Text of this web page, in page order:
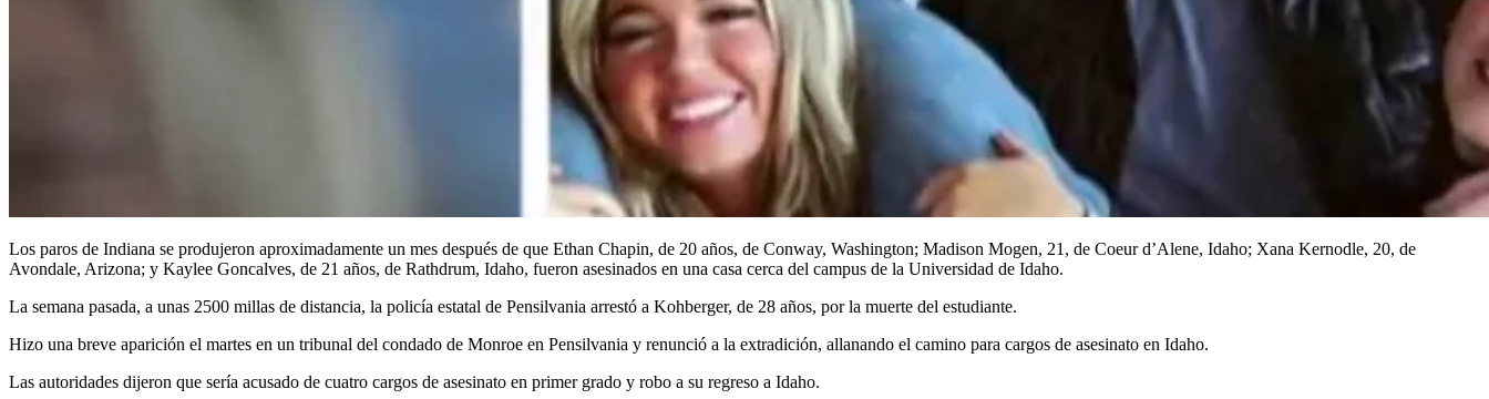
Los paros de Indiana se produjeron aproximadamente un mes después de que Ethan Chapin, de 20 años, de Conway, Washington; Madison Mogen, 21, de Coeur d’Alene, Idaho; Xana Kernodle, 20, de
Avondale, Arizona; y Kaylee Goncalves, de 21 años, de Rathdrum, Idaho, fueron asesinados en una casa cerca del campus de la Universidad de Idaho.
La semana pasada, a unas 2500 millas de distancia, la policía estatal de Pensilvania arrestó a Kohberger, de 28 años, por la muerte del estudiante.
Hizo una breve aparición el martes en un tribunal del condado de Monroe en Pensilvania y renunció a la extradición, allanando el camino para cargos de asesinato en Idaho.
Las autoridades dijeron que sería acusado de cuatro cargos de asesinato en primer grado y robo a su regreso a Idaho.